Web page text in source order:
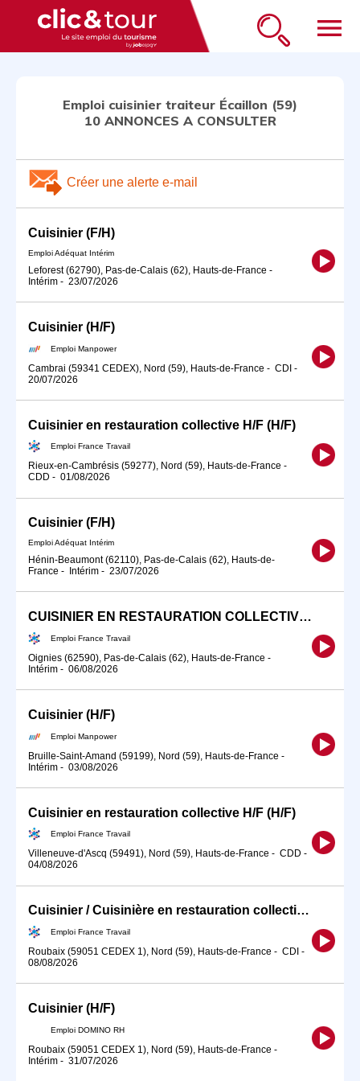
menu
Emploi cuisinier traiteur Écaillon (59)
10 ANNONCES A CONSULTER
Créer une alerte e-mail
Cuisinier (F/H)
Emploi Adéquat Intérim
Leforest (62790), Pas-de-Calais (62), Hauts-de-France -
Intérim - 23/07/2026
Cuisinier (H/F)
Emploi Manpower
Cambrai (59341 CEDEX), Nord (59), Hauts-de-France - CDI -
20/07/2026
Cuisinier en restauration collective H/F (H/F)
Emploi France Travail
Rieux-en-Cambrésis (59277), Nord (59), Hauts-de-France -
CDD - 01/08/2026
Cuisinier (F/H)
Emploi Adéquat Intérim
Hénin-Beaumont (62110), Pas-de-Calais (62), Hauts-de-
France - Intérim - 23/07/2026
CUISINIER EN RESTAURATION COLLECTIVE (H/F)
Emploi France Travail
Oignies (62590), Pas-de-Calais (62), Hauts-de-France -
Intérim - 06/08/2026
Cuisinier (H/F)
Emploi Manpower
Bruille-Saint-Amand (59199), Nord (59), Hauts-de-France -
Intérim - 03/08/2026
Cuisinier en restauration collective H/F (H/F)
Emploi France Travail
Villeneuve-d'Ascq (59491), Nord (59), Hauts-de-France - CDD -
04/08/2026
Cuisinier / Cuisinière en restauration collective (H/F)
Emploi France Travail
Roubaix (59051 CEDEX 1), Nord (59), Hauts-de-France - CDI -
08/08/2026
Cuisinier (H/F)
Emploi DOMINO RH
Roubaix (59051 CEDEX 1), Nord (59), Hauts-de-France -
Intérim - 31/07/2026